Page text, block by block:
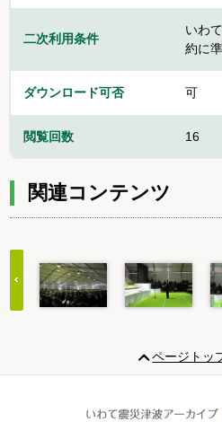
二次利用条件
いわ
約に
ダウンロード可否 可
閲覧回数 16
関連コンテンツ
11
ページトッ